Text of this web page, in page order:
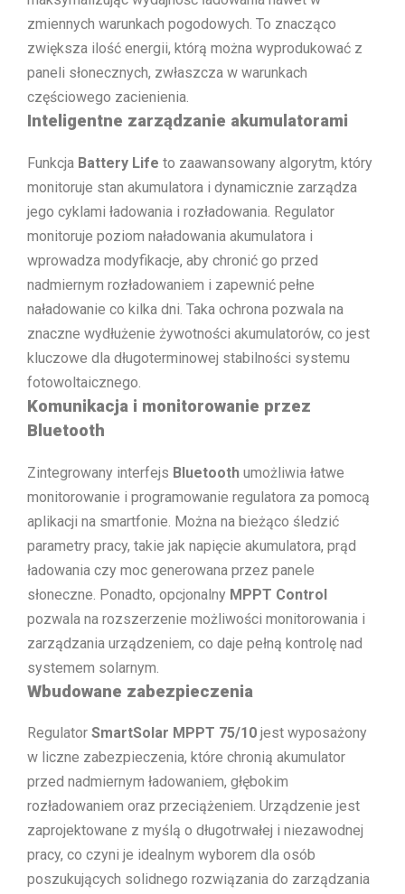
zmiennych warunkach pogodowych. To znacząco
zwiększa ilość energii, którą można wyprodukować z
paneli słonecznych, zwłaszcza w warunkach
częściowego zacienienia.
Inteligentne zarządzanie akumulatorami
Funkcja Battery Life to zaawansowany algorytm, który
monitoruje stan akumulatora i dynamicznie zarządza
jego cyklami ładowania i rozładowania. Regulator
monitoruje poziom naładowania akumulatora i
wprowadza modyfikacje, aby chronić go przed
nadmiernym rozładowaniem i zapewnić pełne
naładowanie co kilka dni. Taka ochrona pozwala na
znaczne wydłużenie żywotności akumulatorów, co jest
kluczowe dla długoterminowej stabilności systemu
fotowoltaicznego.
Komunikacja i monitorowanie przez
Bluetooth
Zintegrowany interfejs Bluetooth umożliwia łatwe
monitorowanie i programowanie regulatora za pomocą
aplikacji na smartfonie. Można na bieżąco śledzić
parametry pracy, takie jak napięcie akumulatora, prąd
ładowania czy moc generowana przez panele
słoneczne. Ponadto, opcjonalny MPPT Control
pozwala na rozszerzenie możliwości monitorowania i
zarządzania urządzeniem, co daje pełną kontrolę nad
systemem solarnym.
Wbudowane zabezpieczenia
Regulator SmartSolar MPPT 75/10 jest wyposażony
w liczne zabezpieczenia, które chronią akumulator
przed nadmiernym ładowaniem, głębokim
rozładowaniem oraz przeciążeniem. Urządzenie jest
zaprojektowane z myślą o długotrwałej i niezawodnej
pracy, co czyni je idealnym wyborem dla osób
poszukujących solidnego rozwiązania do zarządzania